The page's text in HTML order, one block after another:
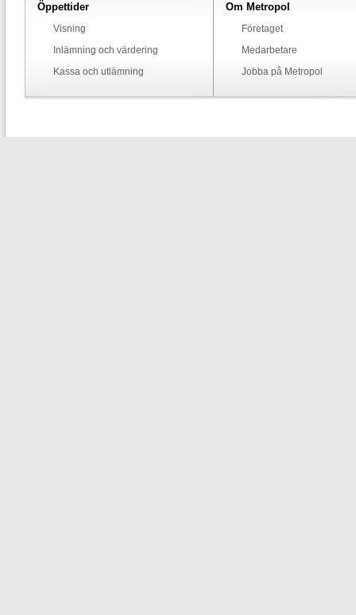
Öppettider
Visning
Inlämning och värdering
Kassa och utlämning
Om Metropol
Företaget
Medarbetare
Jobba på Metropol